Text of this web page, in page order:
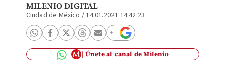
MILENIO DIGITAL
Ciudad de México /14.01.2021 14:42:23
Únete al canal de Milenio